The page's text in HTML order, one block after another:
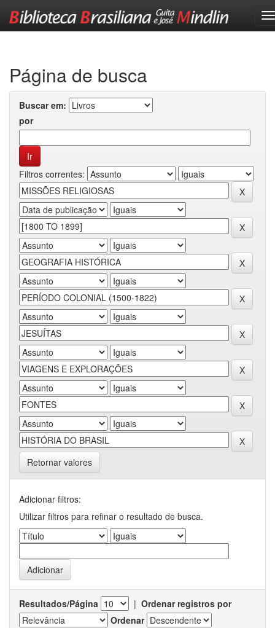
Página de busca
Buscar em:
por
Filtros correntes:
Retornar valores
Adicionar filtros:
Utilizar filtros para refinar o resultado de busca.
Resultados/Página | Ordenar registros por
Ordenar